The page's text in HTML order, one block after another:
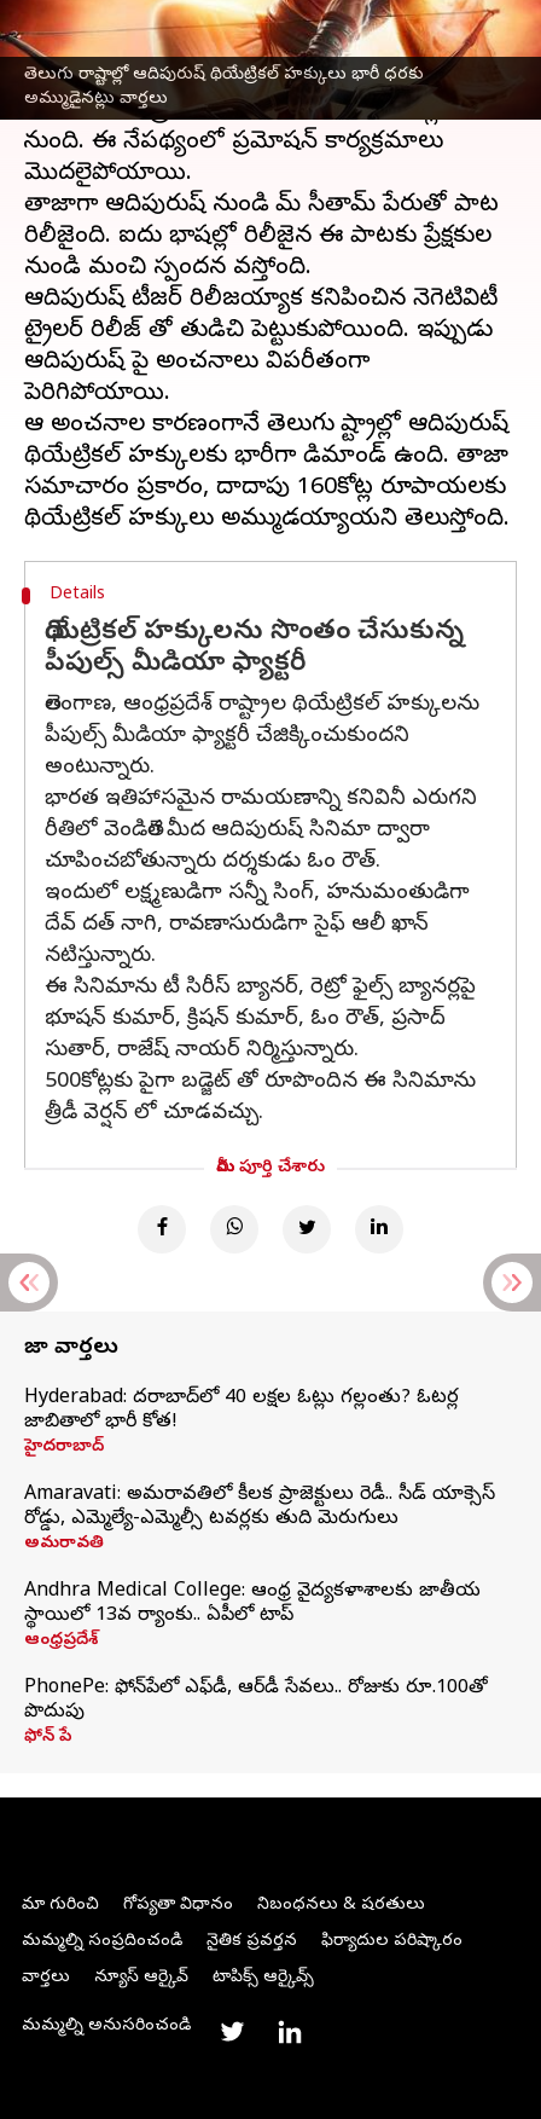
తెలుగు రాష్టాల్లో ఆదిపురుష్ థియేట్రికల్ హక్కులు భారీ ధరకు
అమ్ముడైనట్లు వార్తలు
ఈ వార్తాకథనం ఏంటి
రాముడిగాప్రభాస్, సీతగా క్రితిసనన్ నటించిన
ఆదిపురుష్చిత్రం జూన్ 16వ తేదీన థియేటర్లలోకి
రానుంది. ఈ నేపథ్యంలో ప్రమోషన్ కార్యక్రమాలు
మొదలైపోయాయి.
తాజాగా ఆదిపురుష్ నుండి రామ్ సీతారామ్ పేరుతో పాట
రిలీజైంది. ఐదు భాషల్లో రిలీజైన ఈ పాటకు ప్రేక్షకుల
నుండి మంచి స్పందన వస్తోంది.
ఆదిపురుష్ టీజర్ రిలీజయ్యాక కనిపించిన నెగెటివిటీ
ట్రైలర్ రిలీజ్ తో తుడిచి పెట్టుకుపోయింది. ఇప్పుడు
ఆదిపురుష్ పై అంచనాలు విపరీతంగా
పెరిగిపోయాయి.
ఆ అంచనాల కారణంగానే తెలుగు రాష్ట్రాల్లో ఆదిపురుష్
థియేట్రికల్ హక్కులకు భారీగా డిమాండ్ ఉంది. తాజా
సమాచారం ప్రకారం, దాదాపు 160కోట్ల రూపాయలకు
Details
థియేట్రికల్ హక్కులను సొంతం చేసుకున్న
పీపుల్స్ మీడియా ఫ్యాక్టరీ
తెలంగాణ, ఆంధ్రప్రదేశ్ రాష్ట్రాల థియేట్రికల్ హక్కులను
పీపుల్స్ మీడియా ఫ్యాక్టరీ చేజిక్కించుకుందని
అంటున్నారు.
భారత ఇతిహాసమైన రామయణాన్ని కనివినీ ఎరుగని
రీతిలో వెండితెర మీద ఆదిపురుష్ సినిమా ద్వారా
చూపించబోతున్నారు దర్శకుడు ఓం రౌత్.
ఇందులో లక్ష్మణుడిగా సన్నీ సింగ్, హనుమంతుడిగా
దేవ్ దత్ నాగి, రావణాసురుడిగా సైఫ్ ఆలీ ఖాన్
నటిస్తున్నారు.
ఈ సినిమాను టీ సిరీస్ బ్యానర్, రెట్రో ఫైల్స్ బ్యానర్లపై
భూషన్ కుమార్, క్రిషన్ కుమార్, ఓం రౌత్, ప్రసాద్
సుతార్, రాజేష్ నాయర్ నిర్మిస్తున్నారు.
500కోట్లకు పైగా బడ్జెట్ తో రూపొందిన ఈ సినిమాను
త్రీడీ వెర్షన్ లో చూడవచ్చు.
మీరు పూర్తి చేశారు
తాజా వార్తలు
Hyderabad: హైదరాబాద్‌లో 40 లక్షల ఓట్లు గల్లంతు? ఓటర్ల
జాబితాలో భారీ కోత!
హైదరాబాద్
Amaravati: అమరావతిలో కీలక ప్రాజెక్టులు రెడీ.. సీడ్‌ యాక్సెస్‌
రోడ్డు, ఎమ్మెల్యే-ఎమ్మెల్సీ టవర్లకు తుది మెరుగులు
అమరావతి
Andhra Medical College: ఆంధ్ర వైద్యకళాశాలకు జాతీయ
స్థాయిలో 13వ ర్యాంకు.. ఏపీలో టాప్
ఆంధ్రప్రదేశ్
PhonePe: ఫోన్‌పేలో ఎఫ్‌డీ, ఆర్‌డీ సేవలు.. రోజుకు రూ.100తో
పొదుపు
ఫోన్‌ పే
మా గురించి గోప్యతా విధానం
నిబంధనలు & షరతులు
మమ్మల్ని సంప్రదించండి
నైతిక ప్రవర్తన
ఫిర్యాదుల పరిష్కారం
వార్తలు
న్యూస్ ఆర్కైవ్ టాపిక్స్ ఆర్కైవ్స్
మమ్మల్ని అనుసరించండి